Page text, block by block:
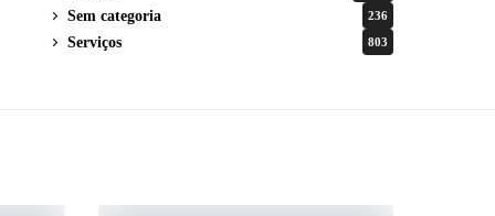
Sem categoria 236
Serviços 803